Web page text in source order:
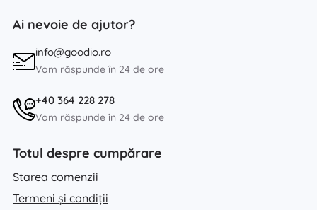
Ai nevoie de ajutor?
info@goodio.ro
Vom răspunde în 24 de ore
+40 364 228 278
Vom răspunde în 24 de ore
Totul despre cumpărare
Starea comenzii
Termeni și condiții